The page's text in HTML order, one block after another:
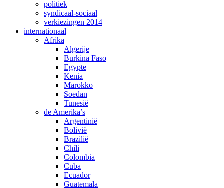
politiek
syndicaal-sociaal
verkiezingen 2014
internationaal
Afrika
Algerije
Burkina Faso
Egypte
Kenia
Marokko
Soedan
Tunesië
de Amerika’s
Argentinië
Bolivië
Brazilië
Chili
Colombia
Cuba
Ecuador
Guatemala